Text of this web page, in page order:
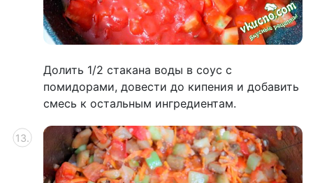
Долить 1/2 стакана воды в соус с
помидорами, довести до кипения и добавить
смесь к остальным ингредиентам.